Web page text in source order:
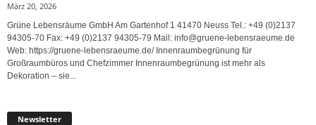
März 20, 2026
Grüne Lebensräume GmbH Am Gartenhof 1 41470 Neuss Tel.: +49 (0)2137
94305-70 Fax: +49 (0)2137 94305-79 Mail: info@gruene-lebensraeume.de
Web: https://gruene-lebensraeume.de/ Innenraumbegrünung für
Großraumbüros und Chefzimmer Innenraumbegrünung ist mehr als
Dekoration – sie...
Newsletter